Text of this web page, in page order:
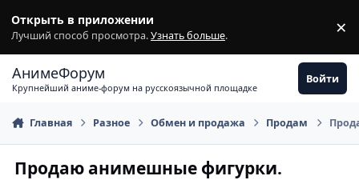
Открыть в приложении
Лучший способ просмотра.Узнать больше. ×
АнимеФорум
Крупнейший аниме-форум на русскоязычной площадке
Войти
Главная Разное Обмен и продажа Продам
Продаю анимешные фигурки.